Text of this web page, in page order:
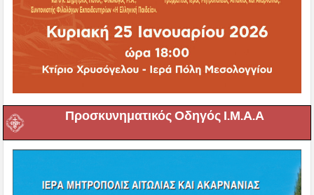
Προσκυνηματικός Οδηγός Ι.Μ.Α.Α